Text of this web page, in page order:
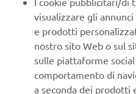
Seguici su:
INSTAGRAM
FACEBOOK
visualizzare gli
e prodotti
nostro sito Web o sul
sulle piattaforme
comportamento di
a seconda dei prodotti